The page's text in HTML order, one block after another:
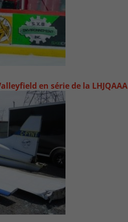
en série de la LHJQAAA